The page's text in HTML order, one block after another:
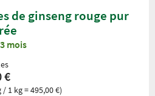
de ginseng rouge pur
mois
€
/ 1 kg = 495,00 €)